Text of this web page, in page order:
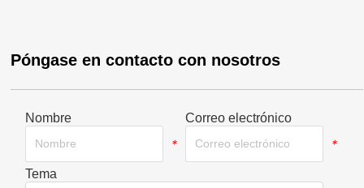
Póngase en contacto con nosotros
Nombre
*
Correo electrónico
*
Tema